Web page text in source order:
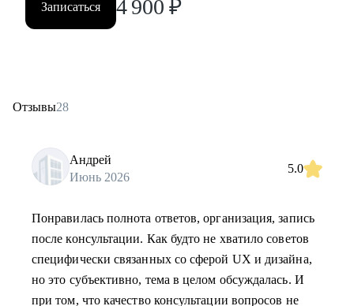
Записаться 4 900 ₽
Отзывы28
Андрей
Июнь 2026
5.0
Понравилась полнота ответов, организация, запись
после консультации. Как будто не хватило советов
специфически связанных со сферой UX и дизайна,
но это субъективно, тема в целом обсуждалась. И
при том, что качество консультации вопросов не